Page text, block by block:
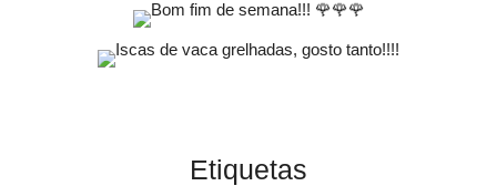
Etiquetas